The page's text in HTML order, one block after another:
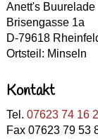
Anett's Buurelade
Brisengasse 1a
D-79618
Ortsteil: Minseln
Kontakt
Tel. 07623 74 16
Fax 07623 79 53